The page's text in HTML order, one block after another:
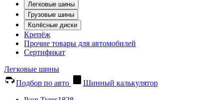
Легковые шины
Грузовые шины
Колёсные диски
Крепёж
Прочие товары для автомобилей
Сертификат
Легковые шины
Подбор по авто
Шинный калькулятор